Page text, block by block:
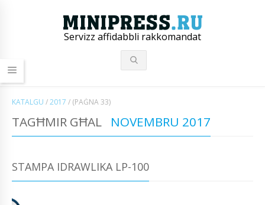
Servizz affidabbli rakkomandat
KATALGU /2017 / (PAĠNA 33)
TAGĦMIR GĦAL NOVEMBRU 2017
STAMPA IDRAWLIKA LP-100